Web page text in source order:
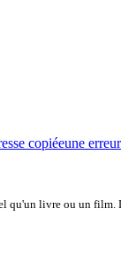
copiéeune
qu'un livre ou un